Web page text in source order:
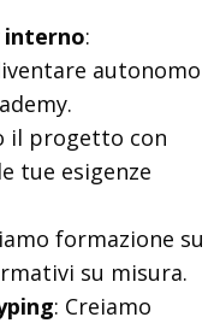
interno:
autonomo
il progetto con
tue esigenze
formazione su
su misura.
: Creiamo